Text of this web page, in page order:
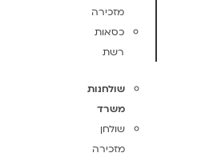
מזכירה
כסאות
רשת
שולחנות
משרד
שולחן
מזכירה